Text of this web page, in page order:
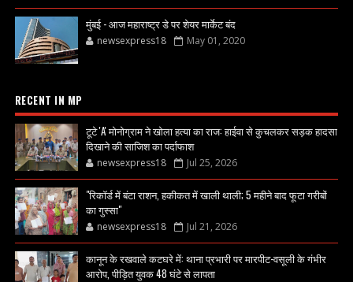
मुंबई - आज महाराष्ट्र डे पर शेयर मार्केट बंद
newsexpress18 May 01, 2020
RECENT IN MP
टूटे 'A' मोनोग्राम ने खोला हत्या का राज: हाईवा से कुचलकर सड़क हादसा
दिखाने की साजिश का पर्दाफाश
newsexpress18 Jul 25, 2026
"रिकॉर्ड में बंटा राशन, हकीकत में खाली थाली; 5 महीने बाद फूटा गरीबों
का गुस्सा"
newsexpress18 Jul 21, 2026
कानून के रखवाले कटघरे में: थाना प्रभारी पर मारपीट-वसूली के गंभीर
आरोप, पीड़ित युवक 48 घंटे से लापता